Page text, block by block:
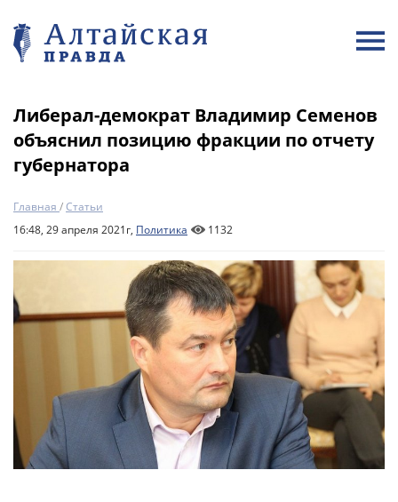
Либерал-демократ Владимир Семенов
объяснил позицию фракции по отчету
губернатора
Главная /Статьи
16:48, 29 апреля 2021г, Политика 1132